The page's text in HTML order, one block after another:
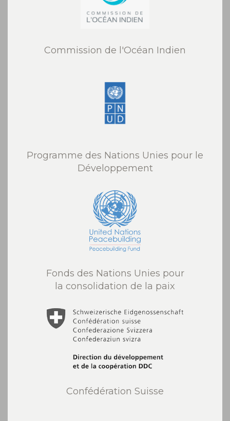
Commission de l'Océan Indien
Programme des Nations Unies pour le
Développement
Fonds des Nations Unies pour
la consolidation de la paix
Confédération Suisse